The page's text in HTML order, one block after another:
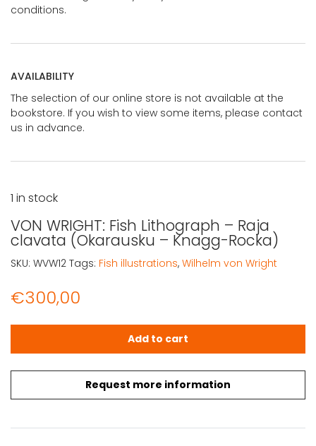
conditions.
AVAILABILITY
The selection of our online store is not available at the
bookstore. If you wish to view some items, please contact
us in advance.
VON WRIGHT: Fish Lithograph – Raja
clavata (Okarausku – Knagg-Rocka)
€300,00
Request more information
1 in stock
VON WRIGHT: Fish Lithograph - Raja clavata
Add to cart
SKU: WVW12 Tags: Fish illustrations, Wilhelm von Wright